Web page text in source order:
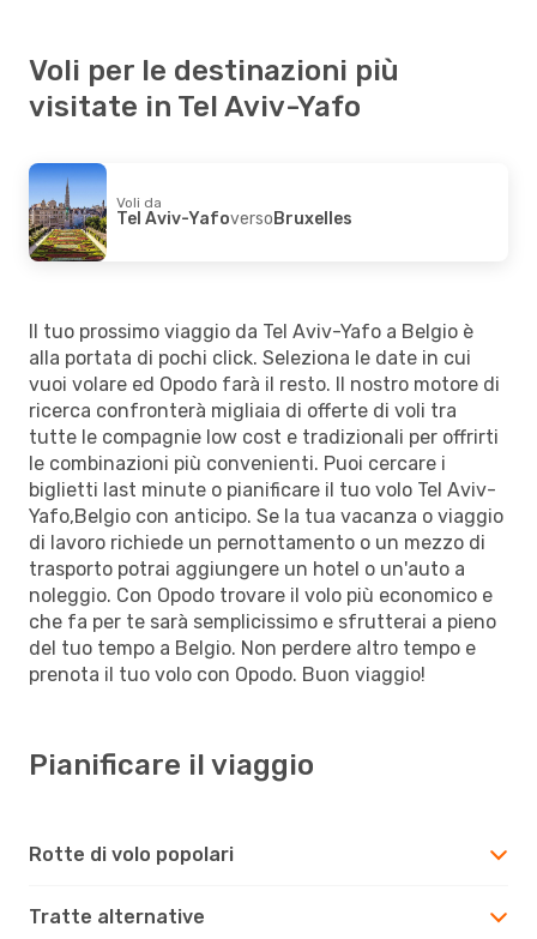
Voli per le destinazioni più
visitate in Tel Aviv-Yafo
Voli da
Tel Aviv-YafoversoBruxelles
Il tuo prossimo viaggio da Tel Aviv-Yafo a Belgio è
alla portata di pochi click. Seleziona le date in cui
vuoi volare ed Opodo farà il resto. Il nostro motore di
ricerca confronterà migliaia di offerte di voli tra
tutte le compagnie low cost e tradizionali per offrirti
le combinazioni più convenienti. Puoi cercare i
biglietti last minute o pianificare il tuo volo Tel Aviv-
Yafo,Belgio con anticipo. Se la tua vacanza o viaggio
di lavoro richiede un pernottamento o un mezzo di
trasporto potrai aggiungere un hotel o un'auto a
noleggio. Con Opodo trovare il volo più economico e
che fa per te sarà semplicissimo e sfrutterai a pieno
del tuo tempo a Belgio. Non perdere altro tempo e
prenota il tuo volo con Opodo. Buon viaggio!
Pianificare il viaggio
Rotte di volo popolari
Tratte alternative